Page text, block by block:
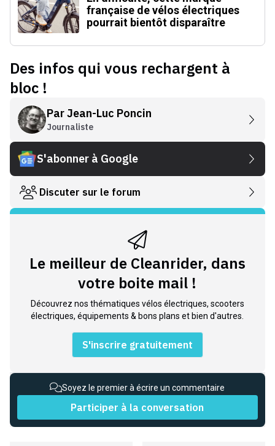
française de vélos électriques
pourrait bientôt disparaître
Des infos qui vous rechargent à
bloc !
ParJean-Luc Poncin
Journaliste
S'abonner à Google
Discuter sur le forum
Le meilleur de Cleanrider, dans
votre boite mail !
Découvrez nos thématiques vélos électriques, scooters
électriques, équipements & bons plans et bien d'autres.
S'inscrire gratuitement
Soyez le premier à écrire un commentaire
Participer à la conversation